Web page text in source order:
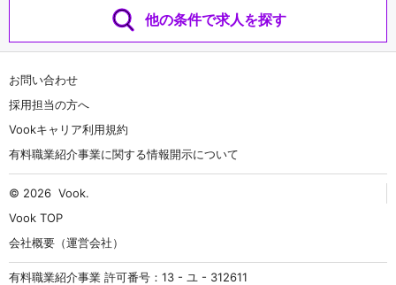
他の条件で求人を探す
お問い合わせ
採用担当の方へ
Vookキャリア利用規約
有料職業紹介事業に関する情報開示について
© 2026 Vook.
Vook TOP
会社概要（運営会社）
有料職業紹介事業 許可番号：13 - ユ - 312611